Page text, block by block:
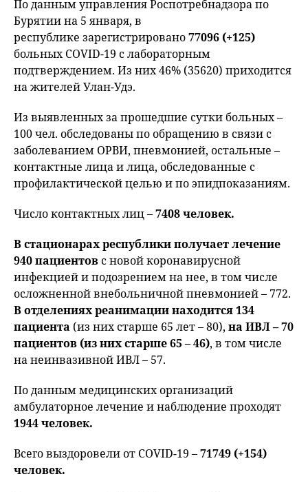
По данным управления Роспотребнадзора по
Бурятии на 5 января, в
республике зарегистрировано77096 (+125)
больных COVID-19 с лабораторным
подтверждением. Из них 46% (35620) приходится
на жителей Улан-Удэ.
Из выявленных за прошедшие сутки больных –
100 чел. обследованы по обращению в связи с
заболеванием ОРВИ, пневмонией, остальные –
контактные лица и лица, обследованные с
профилактической целью и по эпидпоказаниям.
Число контактных лиц –7408 человек.
В стационарах республики получает лечение
940 пациентовс новой коронавирусной
инфекцией и подозрением на нее, в том числе
осложненной внебольничной пневмонией – 772.
В отделениях реанимации находится 134
пациента (из них старше 65 лет – 80), на ИВЛ – 70
пациентов (из них старше 65 – 46), в том числе
на неинвазивной ИВЛ – 57.
По данным медицинских организаций
амбулаторное лечение и наблюдение проходят
1944 человек.
Всего выздоровели от COVID-19 –71749 (+154)
человек.